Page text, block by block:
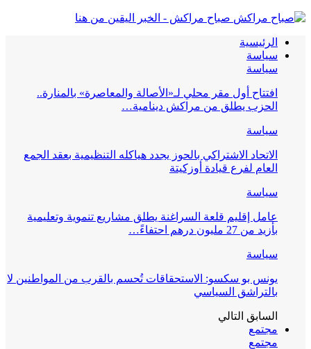
صباح مراكش - الخبر اليقين من هنا
الرئيسية
سياسة
سياسة
افتتاح أول مقر محلي لـ«الأصالة والمعاصرة» بالمنارة..
الحزب يطلق من مراكش دينامية…
سياسة
الاتحاد الاشتراكي بالحوز يجدد هياكله التنظيمية بعقد الجمع
العام لفرع قيادة أوزكيتة
سياسة
عامل إقليم قلعة السراغنة يطلق مشاريع تنموية وتعليمية
بأزيد من 27 مليون درهم احتفاءً…
سياسة
يونس بو سكسو: الاستحقاقات تُحسم بالقرب من المواطنين لا
بالتراشق السياسي
السابق التالي
مجتمع
مجتمع